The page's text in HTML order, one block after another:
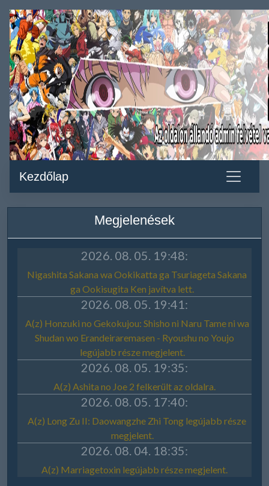
Kezdőlap
Megjelenések